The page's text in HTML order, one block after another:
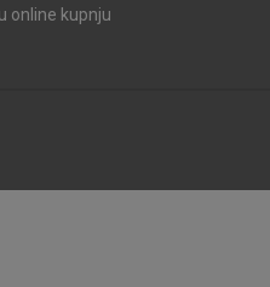
online kupnju